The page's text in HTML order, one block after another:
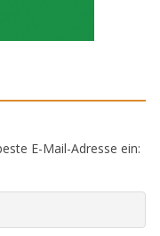
E-Mail-Adresse ein: